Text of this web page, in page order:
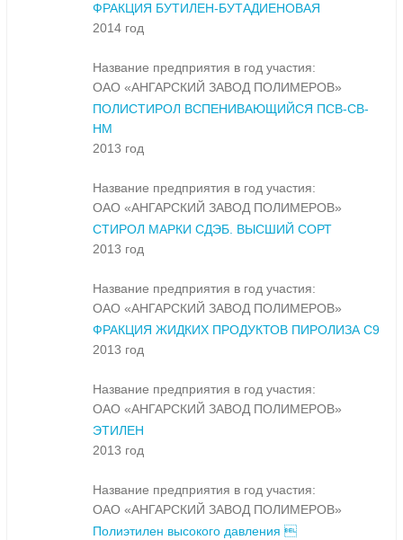
ФРАКЦИЯ БУТИЛЕН-БУТАДИЕНОВАЯ
2014 год
Название предприятия в год участия:
ОАО «АНГАРСКИЙ ЗАВОД ПОЛИМЕРОВ»
ПОЛИСТИРОЛ ВСПЕНИВАЮЩИЙСЯ ПСВ-СВ-
НМ
2013 год
Название предприятия в год участия:
ОАО «АНГАРСКИЙ ЗАВОД ПОЛИМЕРОВ»
СТИРОЛ МАРКИ СДЭБ. ВЫСШИЙ СОРТ
2013 год
Название предприятия в год участия:
ОАО «АНГАРСКИЙ ЗАВОД ПОЛИМЕРОВ»
ФРАКЦИЯ ЖИДКИХ ПРОДУКТОВ ПИРОЛИЗА С9
2013 год
Название предприятия в год участия:
ОАО «АНГАРСКИЙ ЗАВОД ПОЛИМЕРОВ»
ЭТИЛЕН
2013 год
Название предприятия в год участия:
ОАО «АНГАРСКИЙ ЗАВОД ПОЛИМЕРОВ»
Полиэтилен высокого давления 